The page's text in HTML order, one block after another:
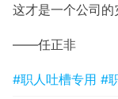
这才是一个公司的
——任正非
#职人吐槽专用 #